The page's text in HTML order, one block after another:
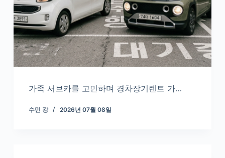
가족 서브카를 고민하며 경차장기렌트 가…
수민 강 2026년 07월 08일